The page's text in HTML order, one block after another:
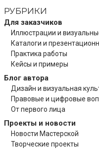
РУБРИКИ
Для заказчиков
Иллюстрации и
Каталоги и
Практика работы
Кейсы и примеры
Блог автора
Дизайн и визуальная
Правовые и цифровые
От первого лица
Проекты и новости
Новости Мастерской
Творческие проекты